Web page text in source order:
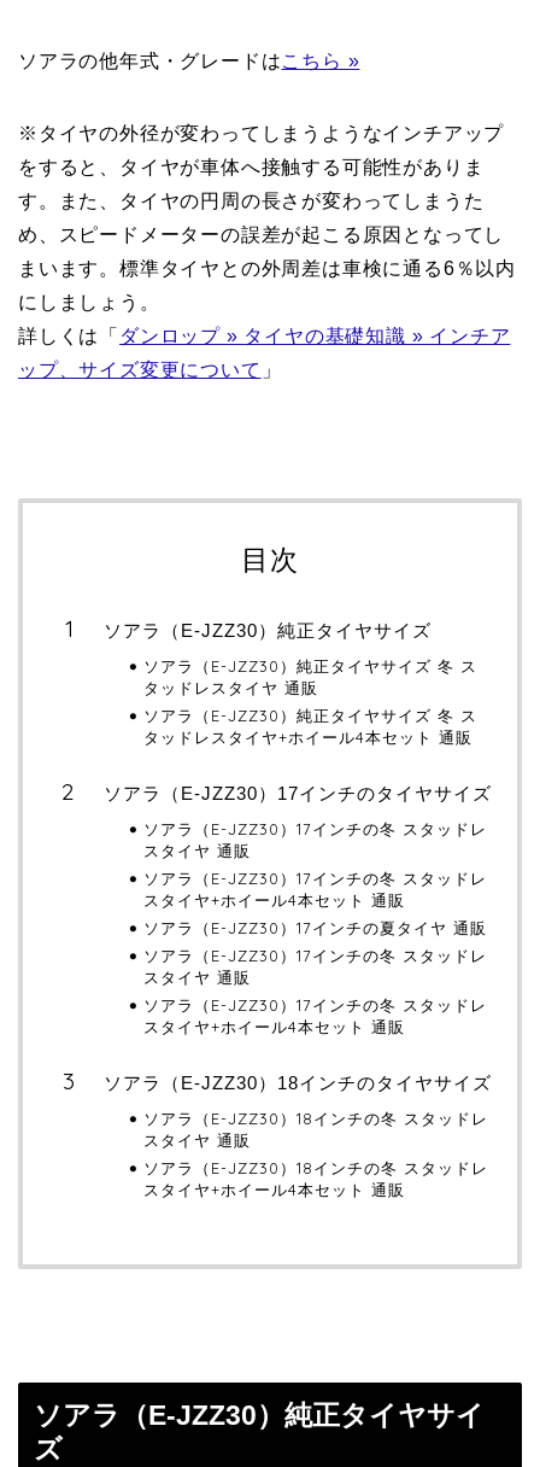
ソアラの他年式・グレードはこちら »
※タイヤの外径が変わってしまうようなインチアップ
をすると、タイヤが車体へ接触する可能性がありま
す。また、タイヤの円周の長さが変わってしまうた
め、スピードメーターの誤差が起こる原因となってし
まいます。標準タイヤとの外周差は車検に通る6％以内
にしましょう。
詳しくは「 ダンロップ » タイヤの基礎知識 » インチア
ップ、サイズ変更について 」
目次
ソアラ（E-JZZ30）純正タイヤサイズ
ソアラ（E-JZZ30）純正タイヤサイズ 冬 ス
タッドレスタイヤ 通販
ソアラ（E-JZZ30）純正タイヤサイズ 冬 ス
タッドレスタイヤ+ホイール4本セット 通販
ソアラ（E-JZZ30）17インチのタイヤサイズ
ソアラ（E-JZZ30）17インチの冬 スタッドレ
スタイヤ 通販
ソアラ（E-JZZ30）17インチの冬 スタッドレ
スタイヤ+ホイール4本セット 通販
ソアラ（E-JZZ30）17インチの夏タイヤ 通販
ソアラ（E-JZZ30）17インチの冬 スタッドレ
スタイヤ 通販
ソアラ（E-JZZ30）17インチの冬 スタッドレ
スタイヤ+ホイール4本セット 通販
ソアラ（E-JZZ30）18インチのタイヤサイズ
ソアラ（E-JZZ30）18インチの冬 スタッドレ
スタイヤ 通販
ソアラ（E-JZZ30）18インチの冬 スタッドレ
スタイヤ+ホイール4本セット 通販
ソアラ（E-JZZ30）純正タイヤサイ
ズ